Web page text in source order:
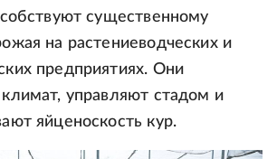
существенному
на растениеводческих и
предприятиях. Они
управляют стадом и
яйценоскость кур.